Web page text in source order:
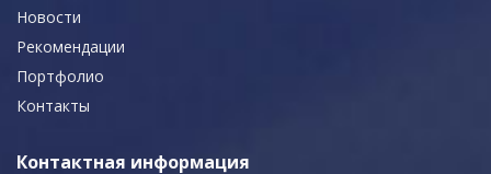
Новости
Рекомендации
Портфолио
Контакты
Контактная информация